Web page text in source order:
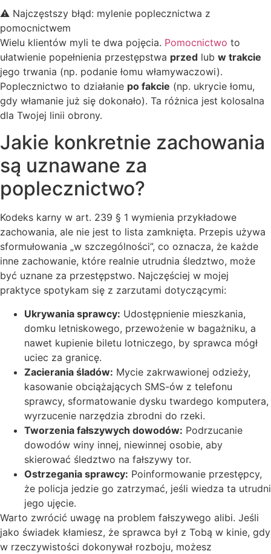
⚠️ Najczęstszy błąd: mylenie poplecznictwa z
pomocnictwem
Wielu klientów myli te dwa pojęcia. Pomocnictwo to
ułatwienie popełnienia przestępstwa przed lub w trakcie
jego trwania (np. podanie łomu włamywaczowi).
Poplecznictwo to działanie po fakcie (np. ukrycie łomu,
gdy włamanie już się dokonało). Ta różnica jest kolosalna
dla Twojej linii obrony.
Jakie konkretnie zachowania
są uznawane za
poplecznictwo?
Kodeks karny w art. 239 § 1 wymienia przykładowe
zachowania, ale nie jest to lista zamknięta. Przepis używa
sformułowania „w szczególności”, co oznacza, że każde
inne zachowanie, które realnie utrudnia śledztwo, może
być uznane za przestępstwo. Najczęściej w mojej
praktyce spotykam się z zarzutami dotyczącymi:
Ukrywania sprawcy: Udostępnienie mieszkania,
domku letniskowego, przewożenie w bagażniku, a
nawet kupienie biletu lotniczego, by sprawca mógł
uciec za granicę.
Zacierania śladów: Mycie zakrwawionej odzieży,
kasowanie obciążających SMS-ów z telefonu
sprawcy, sformatowanie dysku twardego komputera,
wyrzucenie narzędzia zbrodni do rzeki.
Tworzenia fałszywych dowodów: Podrzucanie
dowodów winy innej, niewinnej osobie, aby
skierować śledztwo na fałszywy tor.
Ostrzegania sprawcy: Poinformowanie przestępcy,
że policja jedzie go zatrzymać, jeśli wiedza ta utrudni
jego ujęcie.
Warto zwrócić uwagę na problem fałszywego alibi. Jeśli
jako świadek kłamiesz, że sprawca był z Tobą w kinie, gdy
w rzeczywistości dokonywał rozboju, możesz